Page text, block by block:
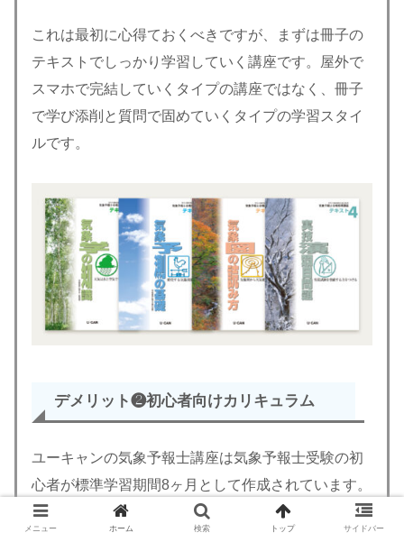
これは最初に心得ておくべきですが、まずは冊子の
テキストでしっかり学習していく講座です。屋外で
スマホで完結していくタイプの講座ではなく、冊子
で学び添削と質問で固めていくタイプの学習スタイ
ルです。
デメリット❷初心者向けカリキュラム
ユーキャンの気象予報士講座は気象予報士受験の初
心者が標準学習期間8ヶ月として作成されています。
入門から最短で合格を目指す内容のため、既に学習
メニュー ホーム 検索 トップ サイドバー